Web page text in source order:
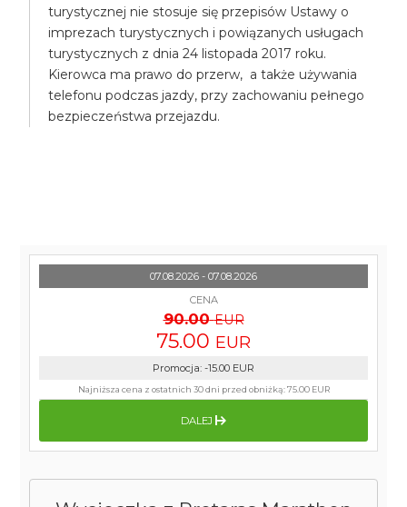
turystycznej nie stosuje się przepisów Ustawy o
imprezach turystycznych i powiązanych usługach
turystycznych z dnia 24 listopada 2017 roku.
Kierowca ma prawo do przerw, a także używania
telefonu podczas jazdy, przy zachowaniu pełnego
bezpieczeństwa przejazdu.
07.08.2026 - 07.08.2026
CENA
90.00 EUR
75.00 EUR
Promocja: -15.00 EUR
Najniższa cena z ostatnich 30 dni przed obniżką:75.00 EUR
DALEJ